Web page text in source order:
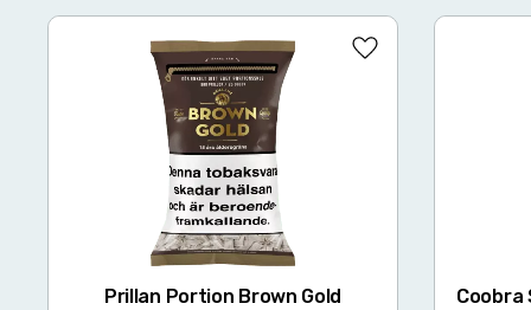
Prillan Portion Brown Gold
Lägg till i favoriter
Coobra